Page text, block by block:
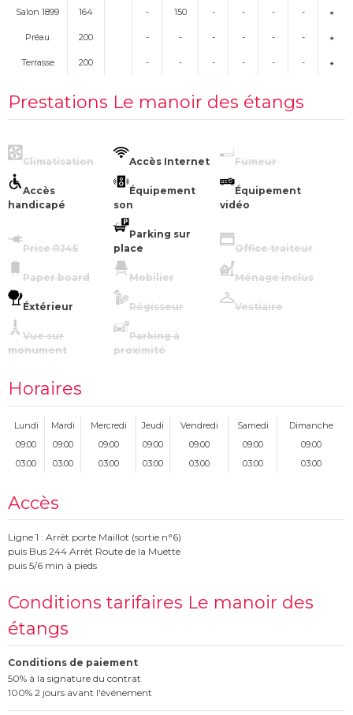
Salon 1899 164 - 150 - - - -
Préau 200 - - - - - -
Terrasse 200 - - - - - -
Prestations Le manoir des étangs
Climatisation Accès Internet Fumeur
Accès
handicapé
Équipement
son
Équipement
vidéo
Prise RJ45
Parking sur
place
Office traiteur
Paper board Mobilier Ménage inclus
Éxtérieur Régisseur Vestiaire
Vue sur
monument
Parking à
proximité
Horaires
Lundi Mardi Mercredi Jeudi Vendredi Samedi
Dimanche
09:00
09:00 09:00 09:00 09:00 09:00
09:00
03:00
03:00 03:00 03:00 03:00 03:00 03:00
Accès
Ligne 1 : Arrêt porte Maillot (sortie n°6)
puis Bus 244 Arrêt Route de la Muette
puis 5/6 min à pieds
Conditions tarifaires Le manoir des
étangs
Conditions de paiement
50% à la signature du contrat
100% 2 jours avant l'événement